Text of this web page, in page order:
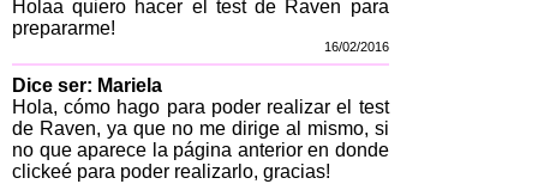
Holaa quiero hacer el test de Raven para
prepararme!
16/02/2016
Dice ser: Mariela
Hola, cómo hago para poder realizar el test
de Raven, ya que no me dirige al mismo, si
no que aparece la página anterior en donde
clickeé para poder realizarlo, gracias!